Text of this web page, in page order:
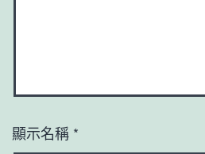
顯示名稱 *